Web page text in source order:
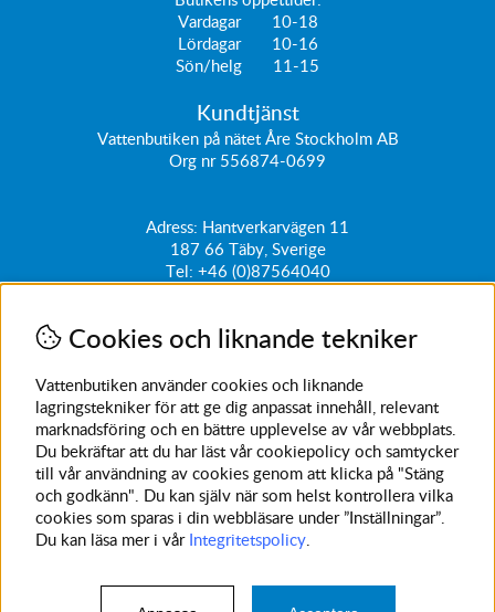
Vardagar 10-18
Lördagar 10-16
Sön/helg 11-15
Kundtjänst
Vattenbutiken på nätet Åre Stockholm AB
Org nr 556874-0699
Adress: Hantverkarvägen 11
187 66 Täby, Sverige
Tel: +46 (0)87564040
kundtjanst@vattenbutiken.se
Få vårt nyhetsbrev
Ange din e-post nedan för att ta del av nyheter och
erbjudanden
SKICKA
Avanmäl nyhetsbrev
Cookies och liknande tekniker
Vattenbutiken använder cookies och liknande
lagringstekniker för att ge dig anpassat innehåll, relevant
marknadsföring och en bättre upplevelse av vår webbplats.
Du bekräftar att du har läst vår cookiepolicy och samtycker
till vår användning av cookies genom att klicka på "Stäng
och godkänn". Du kan själv när som helst kontrollera vilka
cookies som sparas i din webbläsare under ”Inställningar”.
Du kan läsa mer i vår Integritetspolicy.